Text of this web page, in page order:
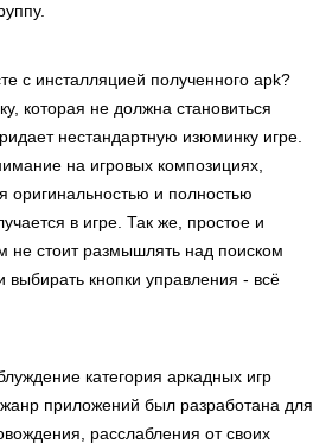
с инсталляцией полученного apk?
которая не должна становиться
нестандартную изюминку игре.
на игровых композициях,
оригинальностью и полностью
в игре. Так же, простое и
не стоит размышлять над поиском
выбирать кнопки управления - всё
категория аркадных игр
приложений был разработана для
расслабления от своих